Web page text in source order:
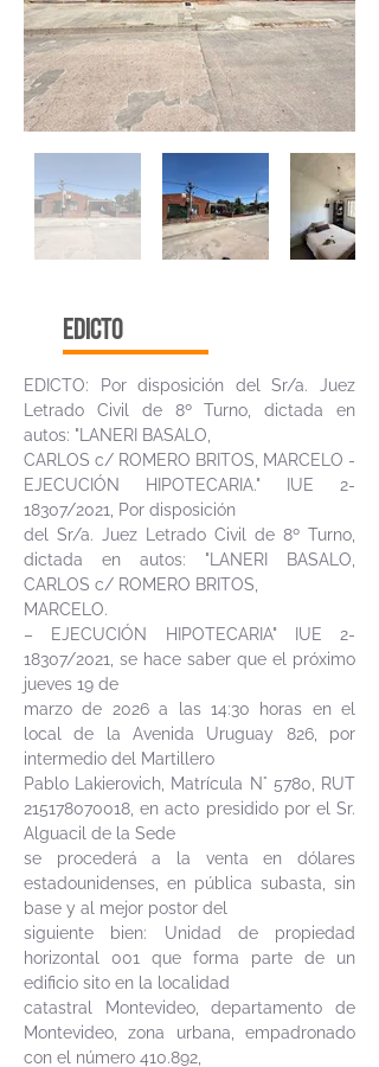
edicto
EDICTO: Por disposición del Sr/a. Juez
Letrado Civil de 8º Turno, dictada en
autos: "LANERI BASALO,
CARLOS c/ ROMERO BRITOS, MARCELO -
EJECUCIÓN HIPOTECARIA." IUE 2-
18307/2021, Por disposición
del Sr/a. Juez Letrado Civil de 8º Turno,
dictada en autos: "LANERI BASALO,
CARLOS c/ ROMERO BRITOS,
MARCELO.
– EJECUCIÓN HIPOTECARIA" IUE 2-
18307/2021, se hace saber que el próximo
jueves 19 de
marzo de 2026 a las 14:30 horas en el
local de la Avenida Uruguay 826, por
intermedio del Martillero
Pablo Lakierovich, Matrícula N° 5780, RUT
215178070018 , en acto presidido por el Sr.
Alguacil de la Sede
se procederá a la venta en dólares
estadounidenses, en pública subasta, sin
base y al mejor postor del
siguiente bien: Unidad de propiedad
horizontal 001 que forma parte de un
edificio sito en la localidad
catastral Montevideo, departamento de
Montevideo, zona urbana, empadronado
con el número 410.892,